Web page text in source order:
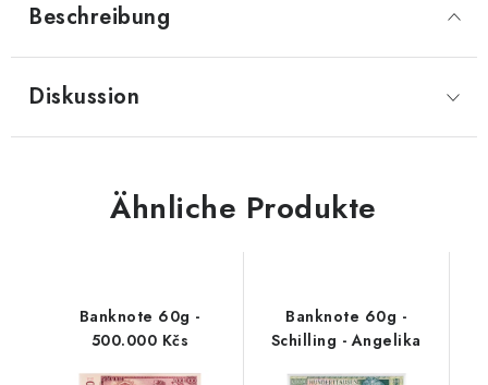
Beschreibung
Diskussion
Ähnliche Produkte
Banknote 60g -
500.000 Kčs
Banknote 60g -
Schilling - Angelika